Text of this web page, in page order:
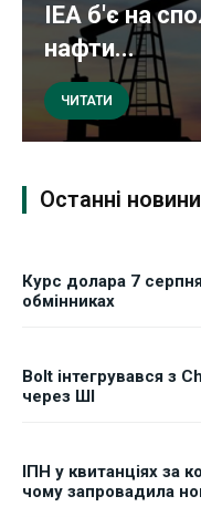
IEA б'є на
нафти...
ЧИТАТИ
Останні новини
Курс долара 7
обмінниках
Bolt інтегрувався з
через ШІ
ІПН у квитанціях за
чому запровадила